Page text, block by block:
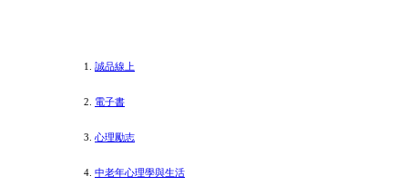
誠品線上
電子書
心理勵志
中老年心理學與生活